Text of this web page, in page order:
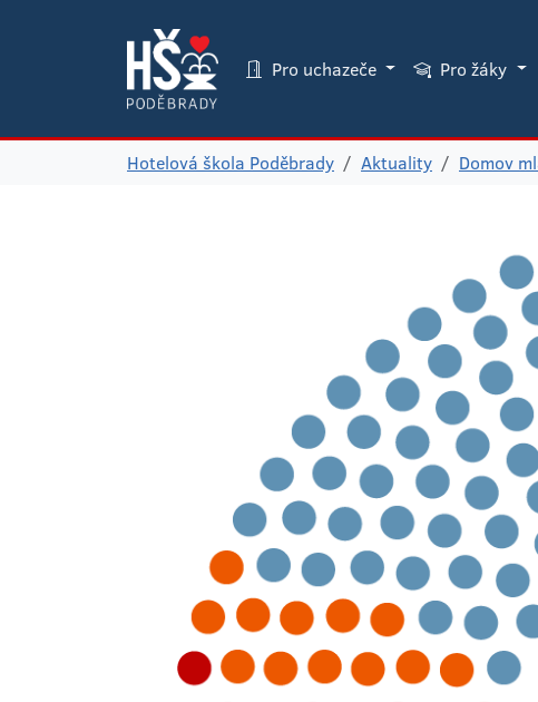
Pro uchazeče Pro žáky
Hotelová škola Poděbrady Aktuality Domov